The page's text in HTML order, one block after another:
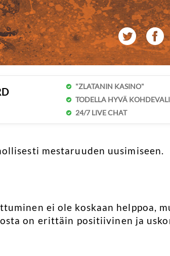
"ZLATANIN KASINO"
TODELLA HYVÄ
24/7 LIVE CHAT
mestaruuden uusimiseen.
ei ole koskaan helppoa,
on erittäin positiivinen ja